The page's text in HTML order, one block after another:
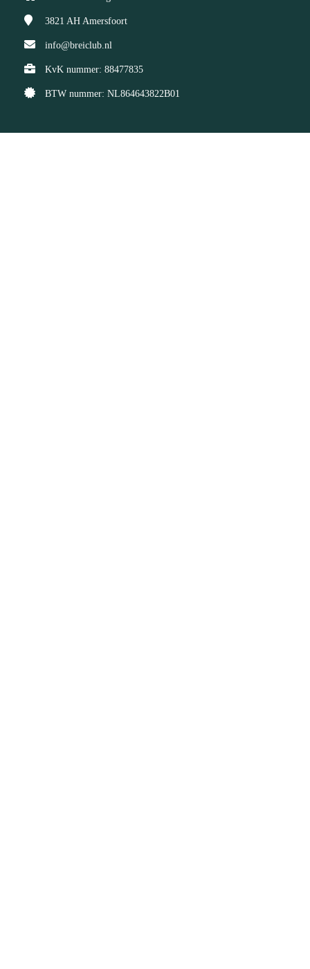
3821 AH Amersfoort
info@breiclub.nl
KvK nummer: 88477835
BTW nummer: NL864643822B01